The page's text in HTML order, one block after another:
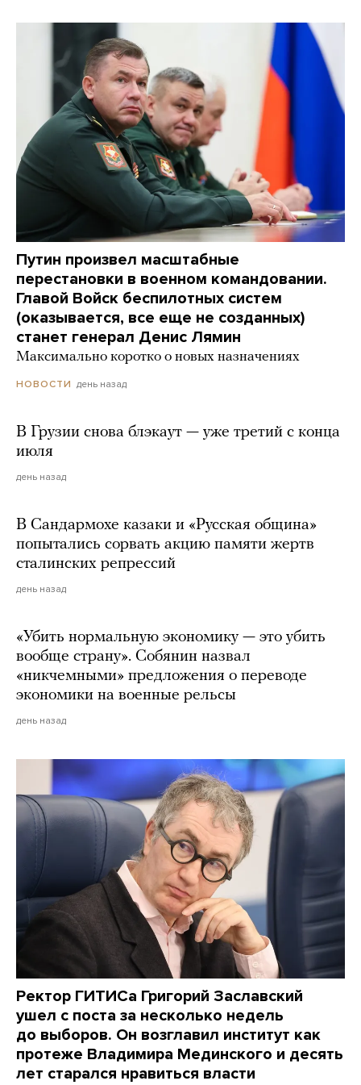
Путин произвел масштабные
перестановки в военном командовании.
Главой Войск беспилотных систем
(оказывается, все еще не созданных)
станет генерал Денис Лямин
Максимально коротко о новых назначениях
НОВОСТИ день назад
В Грузии снова блэкаут — уже третий с конца
июля
день назад
В Сандармохе казаки и «Русская община»
попытались сорвать акцию памяти жертв
сталинских репрессий
день назад
«Убить нормальную экономику — это убить
вообще страну». Собянин назвал
«никчемными» предложения о переводе
экономики на военные рельсы
день назад
Ректор ГИТИСа Григорий Заславский
ушел с поста за несколько недель
до выборов. Он возглавил институт как
протеже Владимира Мединского и десять
лет старался нравиться власти